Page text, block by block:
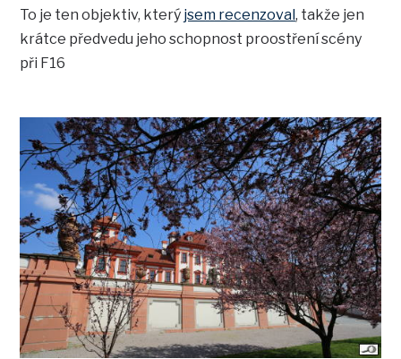
To je ten objektiv, který jsem recenzoval, takže jen
krátce předvedu jeho schopnost proostření scény
při F16